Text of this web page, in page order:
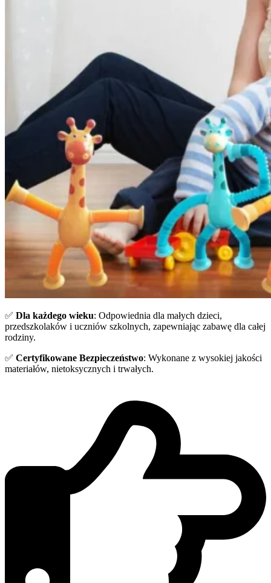
✅ Dla każdego wieku: Odpowiednia dla małych dzieci,
przedszkolaków i uczniów szkolnych, zapewniając zabawę dla całej
rodziny.
✅ Certyfikowane Bezpieczeństwo: Wykonane z wysokiej jakości
materiałów, nietoksycznych i trwałych.